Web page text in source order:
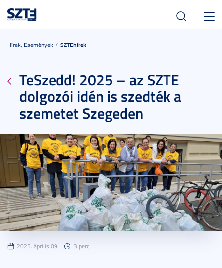
Hírek, Események SZTEhírek
TeSzedd! 2025 – az SZTE
dolgozói idén is szedték a
szemetet Szegeden
2025. április 09. 3 perc